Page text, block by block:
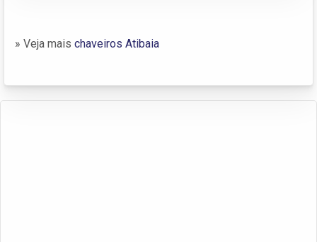
» Veja mais chaveiros Atibaia